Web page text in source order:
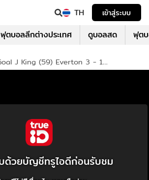
TH เข้าสู่ระบบ
ฟุตบอลลีกต่างประเทศ ดูบอลสด ฟุต
J King (59) Everton 3 - 1
บด้วยบัญชีทรูไอดีก่อนรับชม